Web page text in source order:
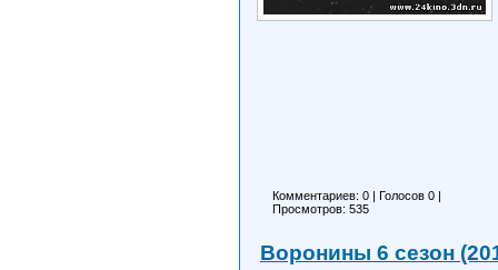
Комментариев: 0 | Голосов 0 |
Просмотров: 535
Воронины 6 сезон